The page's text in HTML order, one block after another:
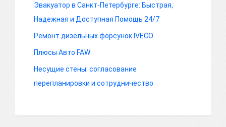
Эвакуатор в Санкт-Петербурге: Быстрая,
Надежная и Доступная Помощь 24/7
Ремонт дизельных форсунок IVECO
Плюсы Авто FAW
Несущие стены: согласование
перепланировки и сотрудничество